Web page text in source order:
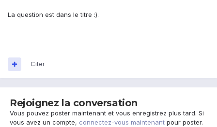
La question est dans le titre :).
Citer
Rejoignez la conversation
Vous pouvez poster maintenant et vous enregistrez plus tard. Si
vous avez un compte, connectez-vous maintenant pour poster.